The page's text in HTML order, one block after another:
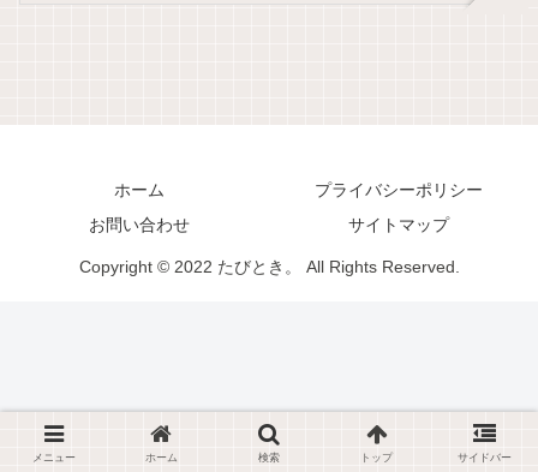
ホーム
プライバシーポリシー
お問い合わせ
サイトマップ
Copyright © 2022 たびとき。 All Rights Reserved.
メニュー ホーム 検索 トップ サイドバー